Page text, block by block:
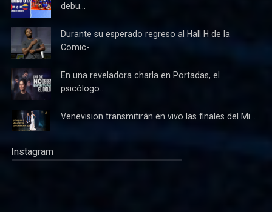
debu...
Durante su esperado regreso al Hall H de la
Comic-...
En una reveladora charla en Portadas, el
psicólogo...
Venevision transmitirán en vivo las finales del Mi...
Instagram